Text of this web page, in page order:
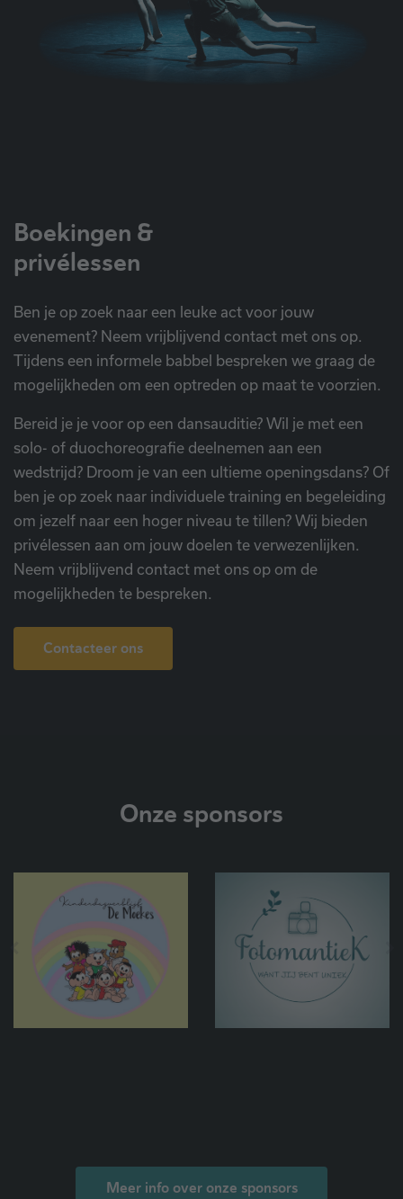
Boekingen &
privélessen
Ben je op zoek naar een leuke act voor jouw
evenement? Neem vrijblijvend contact met ons op.
Tijdens een informele babbel bespreken we graag de
mogelijkheden om een optreden op maat te voorzien.
Bereid je je voor op een dansauditie? Wil je met een
solo- of duochoreografie deelnemen aan een
wedstrijd? Droom je van een ultieme openingsdans? Of
ben je op zoek naar individuele training en begeleiding
om jezelf naar een hoger niveau te tillen? Wij bieden
privélessen aan om jouw doelen te verwezenlijken.
Neem vrijblijvend contact met ons op om de
mogelijkheden te bespreken.
Contacteer ons
Onze sponsors
Meer info over onze sponsors